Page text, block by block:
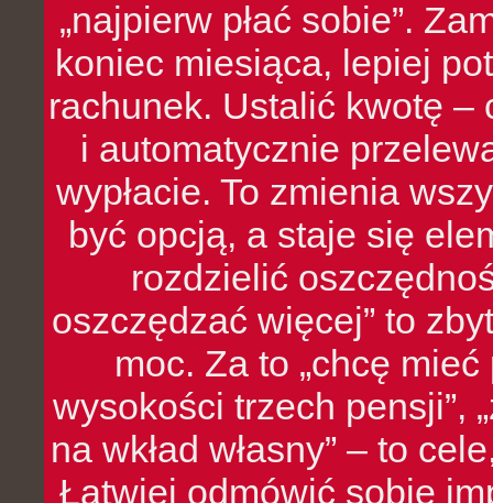
„najpierw płać sobie”.
koniec miesiąca, lepiej
rachunek. Ustalić kwotę
i automatycznie
wypłacie. To zmienia
być opcją, a staje się
rozdzielić
oszczędzać więcej” to
moc. Za to „chcę
wysokości trzech pensji”,
na wkład własny” – to
Łatwiej odmówić sobie